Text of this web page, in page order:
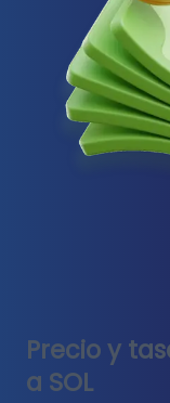
Precio y
a SOL